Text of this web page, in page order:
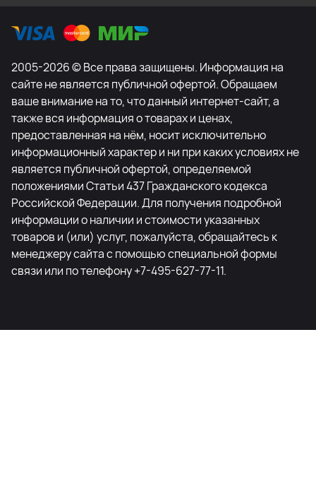
2005-2026 © Все права защищены. Информация на
сайте не является публичной офертой. Обращаем
ваше внимание на то, что данный интернет-сайт, а
также вся информация о товарах и ценах,
предоставленная на нём, носит исключительно
информационный характер и ни при каких условиях не
является публичной офертой, определяемой
положениями Статьи 437 Гражданского кодекса
Российской Федерации. Для получения подробной
информации о наличии и стоимости указанных
товаров и (или) услуг, пожалуйста, обращайтесь к
менеджеру сайта с помощью специальной формы
связи или по телефону +7-495-627-77-11.